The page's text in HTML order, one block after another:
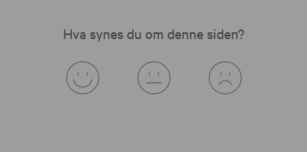
Hva synes du om denne siden?